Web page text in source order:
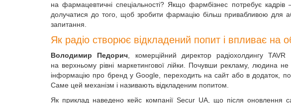
на фармацевтичні спеціальності? Якщо фармбізнес потребує
долучатися до того, щоб зробити фармацію більш привабливою для
запитання.
Як радіо створює відкладений попит і впливає на
Володимир Педорич, комерційний директор радіохолдингу
на верхньому рівні маркетингової лійки. Почувши рекламу, людина
інформацію про бренд у Google, переходить на сайт або в додаток,
Саме цей механізм і називають відкладеним попитом.
Як приклад наведено кейс компанії Secur UA, що після оновлення